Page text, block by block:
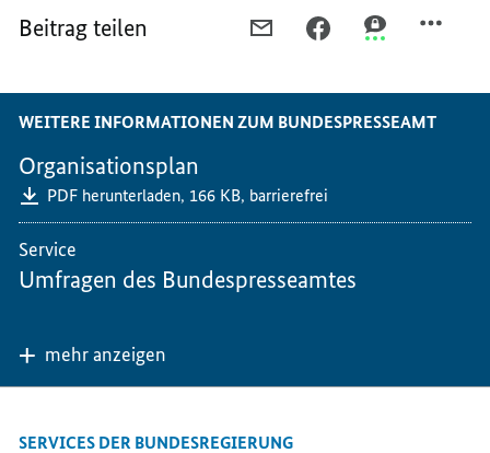
Beitrag teilen
DIE
GLOBALEN
17
17
WEITERE INFORMATIONEN ZUM BUNDESPRESSEAMT
Organisationsplan
PDF herunterladen, 166 KB, barrierefrei
Service
Umfragen des Bundespresseamtes
mehr anzeigen
SERVICES DER BUNDESREGIERUNG